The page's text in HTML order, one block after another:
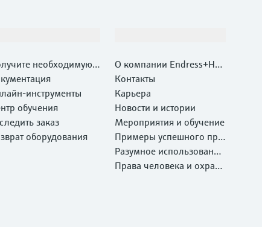
необходимую п
быстро!
инструменты
обучения
заказ
оборудования
О компании Endress+Hau
ser
Контакты
Карьера
Новости и истории
Мероприятия и обучение
Примеры успешного при
менения
Разумное использование
ресурсов
Права человека и охрана